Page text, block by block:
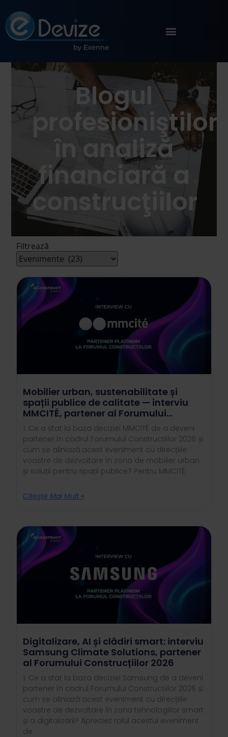
Blogul
profesioniştilor
în analiză
financiară a
construcţiilor
Filtrează
Mobilier urban, sustenabilitate și
spații publice de calitate — interviu
MMCITÉ, partener al Forumului
Construcțiilor 2026
1. Ce a stat la baza deciziei MMCITÉ de a deveni
partener în cadrul Forumului Construcțiilor 2026 și
cum se aliniază acest eveniment cu direcțiile
voastre de dezvoltare în zona de mobilier urban
și soluții pentru spații publice? Pentru MMCITÉ,
Citeşte Mai Mult »
Digitalizare, AI și clădiri smart: interviu
Samsung Climate Solutions, partener
al Forumului Construcțiilor 2026
1. Ce a stat la baza deciziei Samsung de a deveni
partener în cadrul Forumului Construcțiilor 2026 și
cum se aliniază acest eveniment cu direcțiile
voastre de dezvoltare în zona tehnologiilor smart
și a digitalizării? Apreciez rolul acestui eveniment
de